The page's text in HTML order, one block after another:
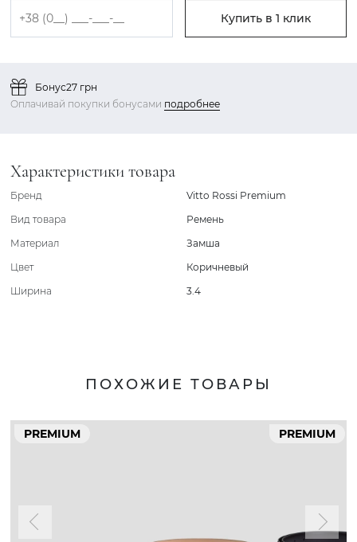
Купить в 1 клик
Бонус27 грн
Оплачивай покупки бонусами подробнее
Характеристики товара
Бренд
Vitto Rossi Premium
Вид товара
Ремень
Материал
Замша
Цвет
Коричневый
Ширина
3.4
ПОХОЖИЕ ТОВАРЫ
PREMIUM PREMIUM